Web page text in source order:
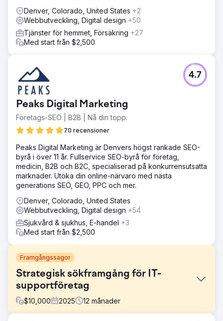
Denver, Colorado, United States +2
Webbutveckling, Digital design +50
Tjänster för hemmet, Försäkring +27
Med start från $2,500
Peaks Digital Marketing
Företags-SEO | B2B | Nå din topp.
70 recensioner
4.7
Peaks Digital Marketing är Denvers högst rankade SEO-
byrå i över 11 år. Fullservice SEO-byrå för företag,
medicin, B2B och B2C, specialiserad på konkurrensutsatta
marknader. Utöka din online-närvaro med nästa
generations SEO, GEO, PPC och mer.
Denver, Colorado, United States
Webbutveckling, Digital design +54
Sjukvård & sjukhus, E-handel +3
Med start från $2,500
Framgångssagor
Strategisk sökframgång för IT-
supportföretag
$10,000 2025 12 månader